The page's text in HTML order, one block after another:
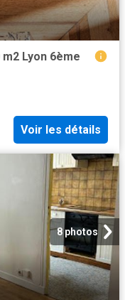
Lyon 6ème
Voir les détails
8 photos